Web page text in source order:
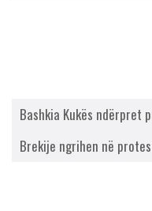
Bashkia Kukës ndërpret
Brekije ngrihen në